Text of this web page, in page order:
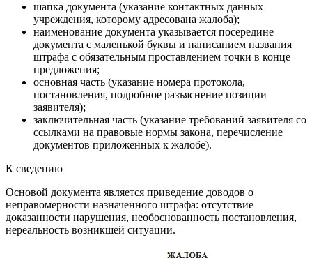
шапка документа (указание контактных данных
учреждения, которому адресована жалоба);
наименование документа указывается посередине
документа с маленькой буквы и написанием названия
штрафа с обязательным проставлением точки в конце
предложения;
основная часть (указание номера протокола,
постановления, подробное разъяснение позиции
заявителя);
заключительная часть (указание требований заявителя со
ссылками на правовые нормы закона, перечисление
документов приложенных к жалобе).
К сведению
Основой документа является приведение доводов о
неправомерности назначенного штрафа: отсутствие
доказанности нарушения, необоснованность постановления,
нереальность возникшей ситуации.